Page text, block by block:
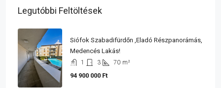
Legutóbbi Feltöltések
Siófok Szabadifürdőn ,eladó Részpanorámás,
Medencés Lakás!
1 3 70 m²
94 900 000 Ft